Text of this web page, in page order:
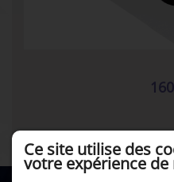
Ce site utilise des
votre expérience